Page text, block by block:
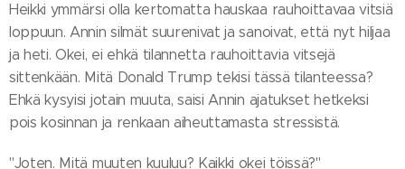
Heikki ymmärsi olla kertomatta hauskaa rauhoittavaa vitsiä
loppuun. Annin silmät suurenivat ja sanoivat, että nyt hiljaa
ja heti. Okei, ei ehkä tilannetta rauhoittavia vitsejä
sittenkään. Mitä Donald Trump tekisi tässä tilanteessa?
Ehkä kysyisi jotain muuta, saisi Annin ajatukset hetkeksi
pois kosinnan ja renkaan aiheuttamasta stressistä.
"Joten. Mitä muuten kuuluu? Kaikki okei töissä?"